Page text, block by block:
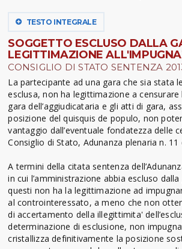
TESTO INTEGRALE
SOGGETTO ESCLUSO DALLA
LEGITTIMAZIONE
CONSIGLIO DI STATO SENTENZA
La partecipante ad una gara che sia stata
esclusa, non ha legittimazione a censurare
gara dell’aggiudicataria e gli atti di gara,
posizione del quisquis de populo, non
vantaggio dall’eventuale fondatezza delle
Consiglio di Stato, Adunanza plenaria n. 11
A termini della citata sentenza
in cui l’amministrazione abbia escluso
questi non ha la legittimazione ad
al controinteressato, a meno che non
di accertamento della illegittimita'
determinazione di esclusione, non
cristallizza definitivamente la posizione